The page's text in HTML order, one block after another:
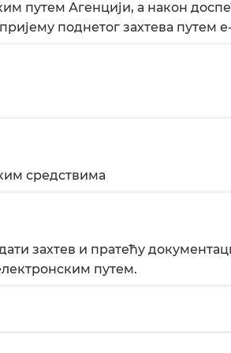
путем Агенцији, а након
поднетог захтева путем
средствима
захтев и пратећу
путем.